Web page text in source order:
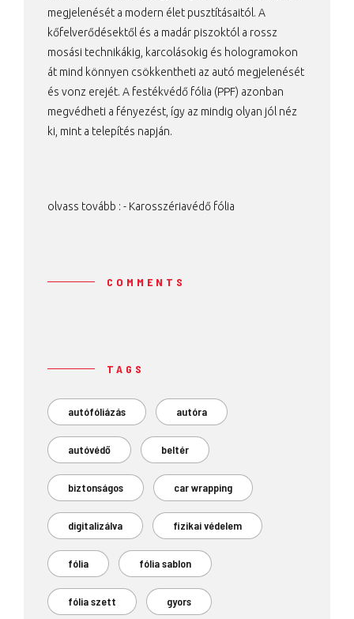
megjelenését a modern élet pusztításaitól. A
kőfelverődésektől és a madár piszoktól a rossz
mosási technikákig, karcolásokig és hologramokon
át mind könnyen csökkentheti az autó megjelenését
és vonz erejét. A festékvédő fólia (PPF) azonban
megvédheti a fényezést, így az mindig olyan jól néz
ki, mint a telepítés napján.
olvass tovább : - Karosszériavédő fólia
COMMENTS
TAGS
autófóliázás autóra
autóvédő beltér
biztonságos car wrapping
digitalizálva fizikai védelem
fólia fólia sablon
fólia szett gyors